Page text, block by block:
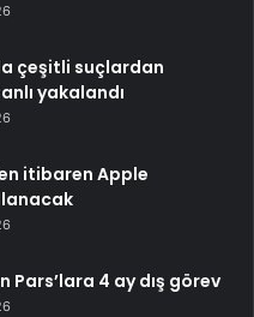
çeşitli suçlardan
yakalandı
itibaren Apple
Pars’lara 4 ay dış görev